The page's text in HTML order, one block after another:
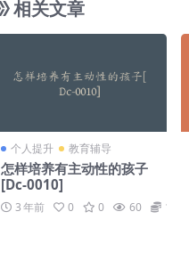
相关文章
个人提升 教育辅导
怎样培养有主动性的孩子
[Dc-0010]
3 年前 0 0 60 19